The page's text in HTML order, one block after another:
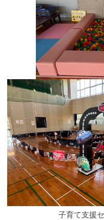
子育て支援